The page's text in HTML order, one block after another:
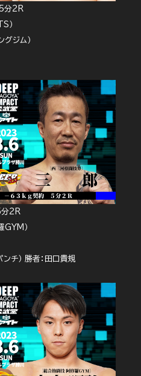
分2R
）
ジム）
2R
GYM）
チ） 勝者：田口貴規